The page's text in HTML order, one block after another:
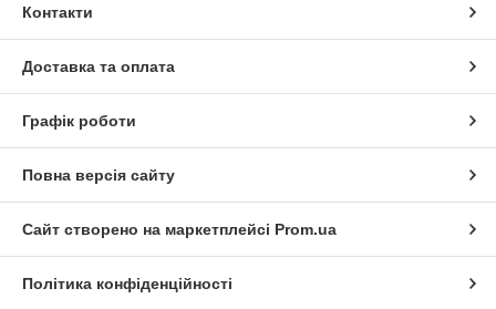
Контакти
Доставка та оплата
Графік роботи
Повна версія сайту
Сайт створено на маркетплейсі Prom.ua
Політика конфіденційності